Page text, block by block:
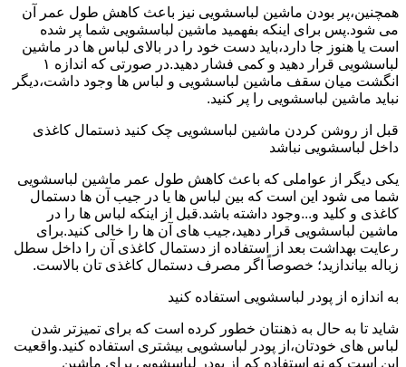
همچنین،پر بودن ماشین لباسشویی نیز باعث کاهش طول عمر آن
می شود.پس برای اینکه بفهمید ماشین لباسشویی شما پر شده
است یا هنوز جا دارد،باید دست خود را در بالای لباس ها در ماشین
لباسشویی قرار دهید و کمی فشار دهید.در صورتی که اندازه ۱
انگشت میان سقف ماشین لباسشویی و لباس ها وجود داشت،دیگر
نباید ماشین لباسشویی را پر کنید.
قبل از روشن کردن ماشین لباسشویی چک کنید ذستمال کاغذی
داخل لباسشویی نباشد
یکی دیگر از عواملی که باعث کاهش طول عمر ماشین لباسشویی
شما می شود این است که بین لباس ها یا در جیب آن ها دستمال
کاغذی و کلید و...وجود داشته باشد.قبل از اینکه لباس ها را در
ماشین لباسشویی قرار دهید،جیب های آن ها را خالی کنید.برای
رعایت بهداشت بعد از استفاده از دستمال کاغذی آن را داخل سطل
زباله بیاندازید؛ خصوصاً اگر مصرف دستمال کاغذی تان بالاست.
به اندازه از پودر لباسشویی استفاده کنید
شاید تا به حال به ذهنتان خطور کرده است که برای تمیزتر شدن
لباس های خودتان،از پودر لباسشویی بیشتری استفاده کنید.واقعیت
این است که نه استفاده کم از پودر لباسشویی برای ماشین